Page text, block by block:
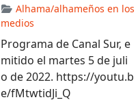
Alhama/alhameños en los
medios
Programa de Canal Sur, e
mitido el martes 5 de juli
o de 2022. https://youtu.b
e/fMtwtidJi_Q